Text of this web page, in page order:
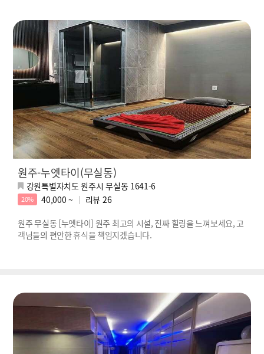
원주-누엣타이(무실동)
강원특별자치도 원주시 무실동 1641-6
20% 40,000 ~ 리뷰 26
원주 무실동 [누엣타이] 원주 최고의 시설, 진짜 힐링을 느껴보세요, 고
객님들의 편안한 휴식을 책임지겠습니다.